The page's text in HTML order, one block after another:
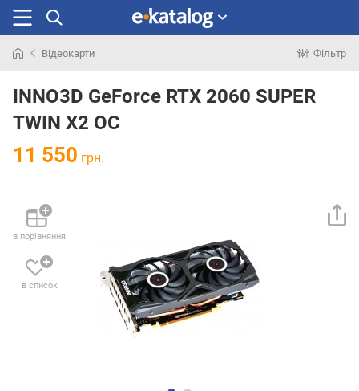
раніше
Відеокарти Фільтр
INNO3D GeForce RTX 2060 SUPER
TWIN X2 OC
11 550 грн.
в порівняння
в список